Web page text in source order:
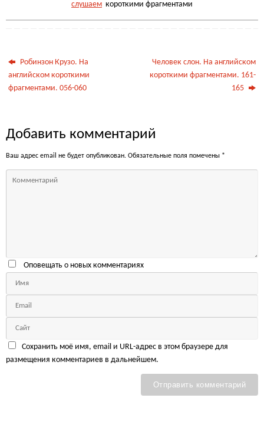
слушаем короткими фрагментами
Робинзон Крузо. На
английском короткими
фрагментами. 056-060
Человек слон. На английском
короткими фрагментами. 161-
165
Добавить комментарий
Ваш адрес email не будет опубликован. Обязательные поля помечены *
Оповещать о новых комментариях
Сохранить моё имя, email и URL-адрес в этом браузере для
размещения комментариев в дальнейшем.